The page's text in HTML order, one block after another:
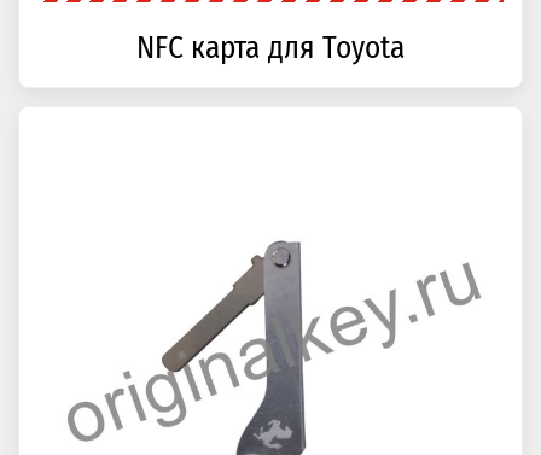
NFC карта для Toyota